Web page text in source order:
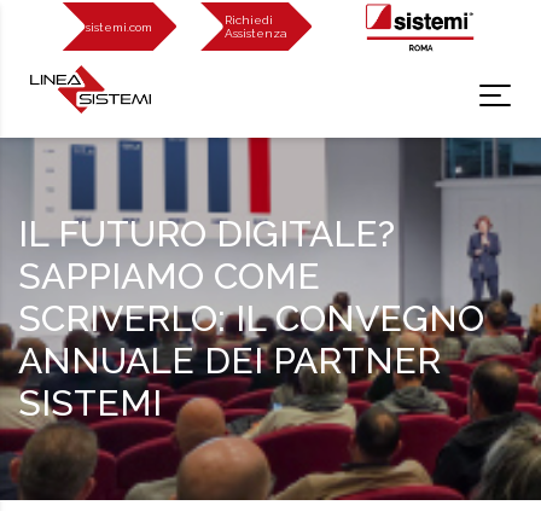
sistemi.com
Richiedi
Assistenza
IL FUTURO DIGITALE?
SAPPIAMO COME
SCRIVERLO: IL CONVEGNO
ANNUALE DEI PARTNER
SISTEMI